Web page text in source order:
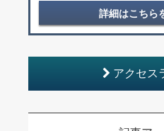
詳細はこちら
アクセス